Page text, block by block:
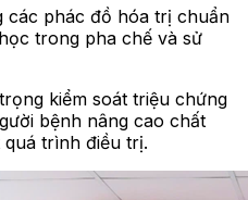
các phác đồ hóa trị chuẩn
trong pha chế và sử
kiểm soát triệu chứng
bệnh nâng cao chất
trình điều trị.